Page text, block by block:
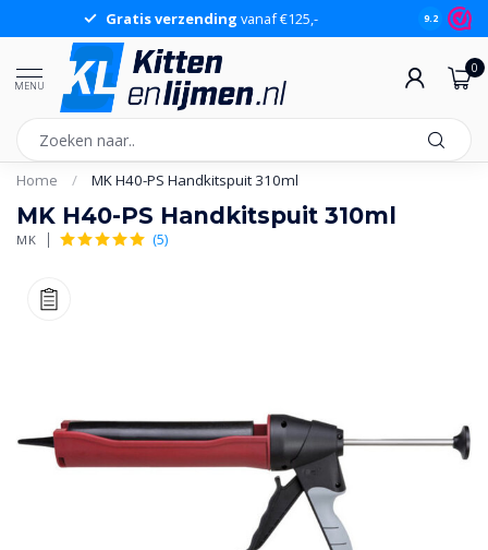
Gratis verzending vanaf €125,- 9.2
MENU
0
Home / MK H40-PS Handkitspuit 310ml
MK H40-PS Handkitspuit 310ml
MK (5)